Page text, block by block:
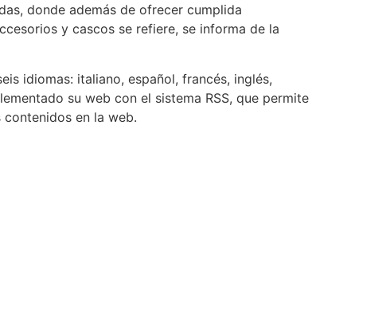
donde además de ofrecer cumplida
y cascos se refiere, se informa de la
idiomas: italiano, español, francés, inglés,
su web con el sistema RSS, que permite
en la web.